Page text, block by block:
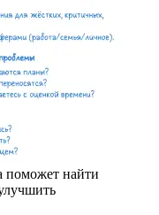
поможет найти